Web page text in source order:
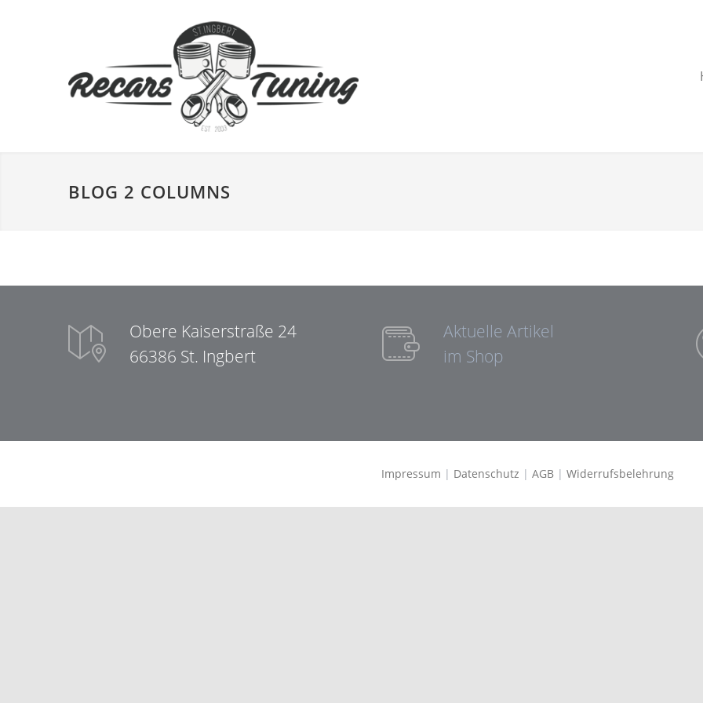
BLOG 2 COLUMNS
Obere Kaiserstraße 24
66386 St. Ingbert
Aktuelle Artikel
im Shop
Impressum | Datenschutz | AGB| Widerrufsbelehrung